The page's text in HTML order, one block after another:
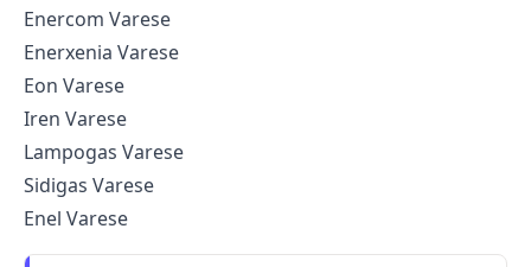
Enercom Varese
Enerxenia Varese
Eon Varese
Iren Varese
Lampogas Varese
Sidigas Varese
Enel Varese